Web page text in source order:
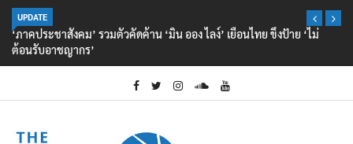
UPDATE
‘ภาคประชาสังคม’ รวมตัวคัดค้าน ‘มิน ออง ไลง์’ เยือนไทย ขึงป้าย ‘ไม่
ต้อนรับอาชญากร’